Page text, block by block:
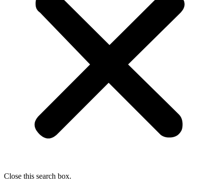
Close this search box.